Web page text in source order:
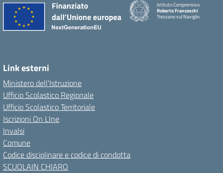
Istituto Comprensivo
Roberto Franceschi
Trezzano sul Naviglio
Link esterni
Ministero dell'Istruzione
Ufficio Scolastico Regionale
Ufficio Scolastico Territoriale
Iscrizioni On LIne
Invalsi
Comune
Codice disciplinare e codice di condotta
SCUOLAIN CHIARO